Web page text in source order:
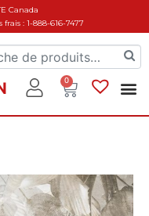
frais : 1-888-616-7477
Canada
0